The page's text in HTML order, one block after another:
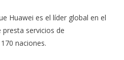
Huawei es el líder global en el
presta servicios de
naciones.